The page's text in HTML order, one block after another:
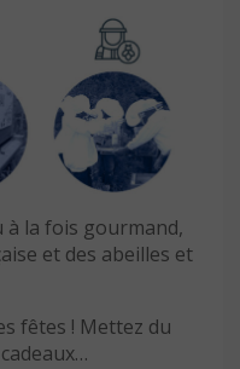
à la fois gourmand,
et des abeilles et
fêtes ! Mettez du